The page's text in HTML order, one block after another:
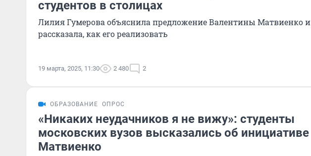
студентов в столицах
Лилия Гумерова объяснила предложение Валентины Матвиенко и
рассказала, как его реализовать
19 марта, 2025, 11:30 2 480 2
ОБРАЗОВАНИЕ ОПРОС
«Никаких неудачников я не вижу»: студенты
московских вузов высказались об инициативе
Матвиенко